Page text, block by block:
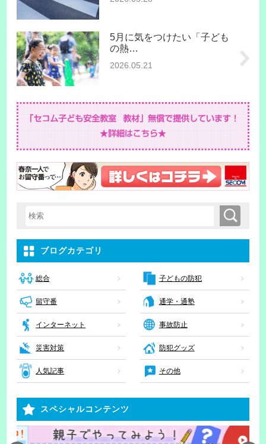
5月に気をつけたい「子ども
の熱…
2026.05.21
検索キーワード入力 検索
ブログカテゴリ
総合 子どもの防犯
留守番 通学・通塾
インターネット 事故防止
災害対策 防犯グッズ
人気記事 その他
スペシャルコンテンツ